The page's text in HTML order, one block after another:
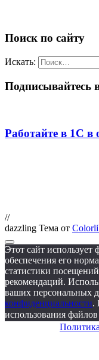
Поиск по сайту
Искать:
Подписывайтесь
Работайте в 1С в
//
dazzling Тема от
Этот сайт
обеспечения его
статистики
рекомендаций.
ваших персональных
конфиденциальности.
использования